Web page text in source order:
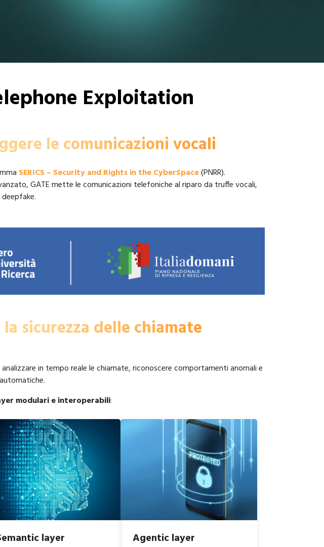
Exploitation
le comunicazioni vocali
SERICS – Security and Rights in the CyberSpace(PNRR).
GATE mette le comunicazioni telefoniche al riparo da truffe vocali,
sicurezza delle chiamate
in tempo reale le chiamate, riconoscere comportamenti anomali e
modulari e interoperabili:
layer Agentic layer